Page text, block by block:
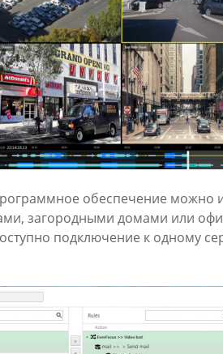
обеспечение можно
загородными домами или
подключение к одному